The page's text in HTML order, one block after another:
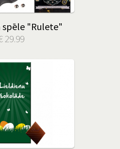
spēle "Rulete"
29.99